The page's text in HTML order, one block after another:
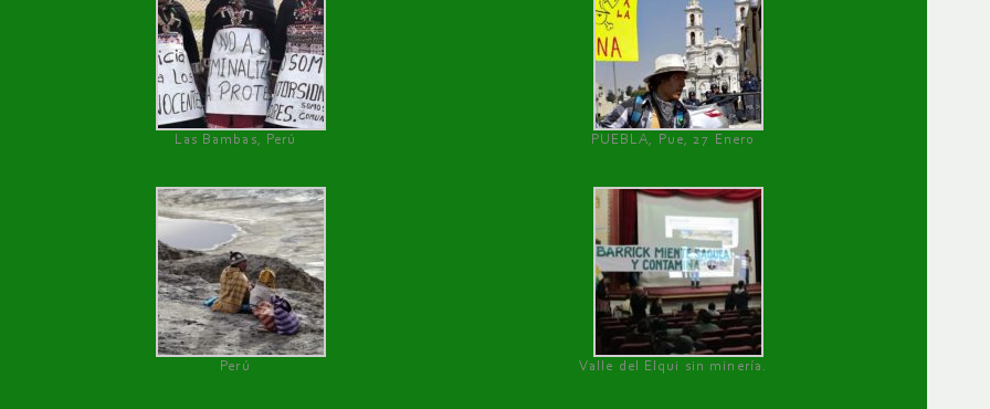
Las Bambas, Perú PUEBLA, Pue, 27 Enero
Perú Valle del Elqui sin minería.